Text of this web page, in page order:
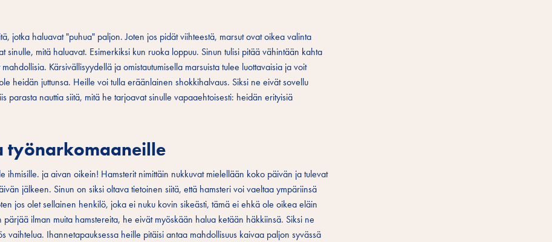
jotka haluavat "puhua" paljon. Joten jos pidät viihteestä, marsut ovat oikea valinta
sinulle, mitä haluavat. Esimerkiksi kun ruoka loppuu. Sinun tulisi pitää vähintään kahta
Kärsivällisyydellä ja omistautumisella marsuista tulee luottavaisia ja voit
heidän juttunsa. Heille voi tulla eräänlainen shokkihalvaus. Siksi ne eivät sovellu
parasta nauttia siitä, mitä he tarjoavat sinulle vapaaehtoisesti: heidän erityisiä
työnarkomaaneille
ihmisille. ja aivan oikein! Hamsterit nimittäin nukkuvat mielellään koko päivän ja tulevat
jälkeen. Sinun on siksi oltava tietoinen siitä, että hamsteri voi vaeltaa ympäriinsä
jos olet sellainen henkilö, joka ei nuku kovin sikeästi, tämä ei ehkä ole oikea eläin
ilman muita hamstereita, he eivät myöskään halua ketään häkkiinsä. Siksi ne
vaihtelua. Ihannetapauksessa heille pitäisi antaa mahdollisuus kaivaa paljon syvässä